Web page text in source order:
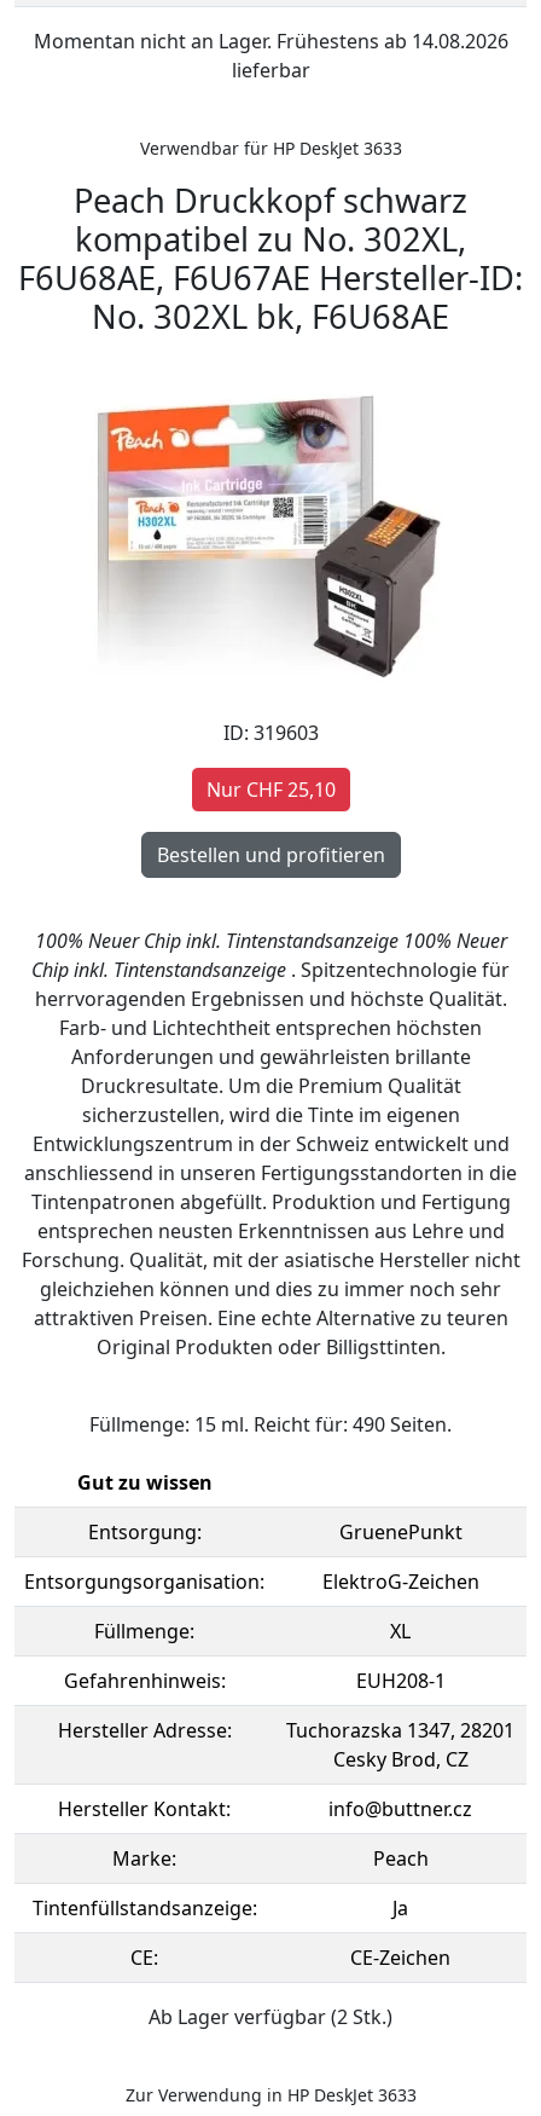
Momentan nicht an Lager. Frühestens ab 14.08.2026
lieferbar
Verwendbar für HP DeskJet 3633
Peach Druckkopf schwarz
kompatibel zu No. 302XL,
F6U68AE, F6U67AE Hersteller-ID:
No. 302XL bk, F6U68AE
ID: 319603
Nur CHF 25,10
100% Neuer Chip inkl. Tintenstandsanzeige 100% Neuer
Chip inkl. Tintenstandsanzeige . Spitzentechnologie für
herrvoragenden Ergebnissen und höchste Qualität.
Farb- und Lichtechtheit entsprechen höchsten
Anforderungen und gewährleisten brillante
Druckresultate. Um die Premium Qualität
sicherzustellen, wird die Tinte im eigenen
Entwicklungszentrum in der Schweiz entwickelt und
anschliessend in unseren Fertigungsstandorten in die
Tintenpatronen abgefüllt. Produktion und Fertigung
entsprechen neusten Erkenntnissen aus Lehre und
Forschung. Qualität, mit der asiatische Hersteller nicht
gleichziehen können und dies zu immer noch sehr
attraktiven Preisen. Eine echte Alternative zu teuren
Original Produkten oder Billigsttinten.
Füllmenge: 15 ml. Reicht für: 490 Seiten.
Gut zu wissen
Entsorgung:
GruenePunkt
Entsorgungsorganisation:
ElektroG-Zeichen
Füllmenge:
XL
Gefahrenhinweis:
EUH208-1
Hersteller Adresse:
Tuchorazska 1347, 28201
Cesky Brod, CZ
Hersteller Kontakt:
info@buttner.cz
Marke:
Peach
Tintenfüllstandsanzeige:
Ja
CE:
CE-Zeichen
Ab Lager verfügbar (2 Stk.)
Zur Verwendung in HP DeskJet 3633